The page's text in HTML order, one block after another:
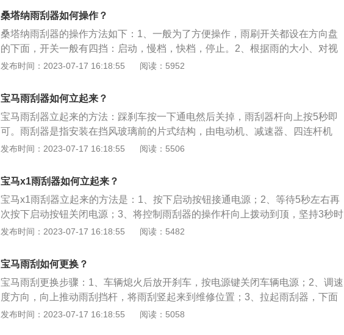
把车锁上。2、等5秒，解锁车辆进入车内。3、向上推住雨刮控制器，雨刮会刮3
下，停在前档玻璃中间。4、即可更换新雨刮。5、更换完成后连续按压3次“STA
RT/STOP”按键。6、将r雨刮控制器向下推—次，即可退出维修模式。
桑塔纳雨刮器如何操作？
桑塔纳雨刮器的操作方法如下：1、一般为了方便操作，雨刷开关都设在方向盘
的下面，开关一般有四挡：启动，慢档，快档，停止。2、根据雨的大小、对视
线的影响来正确选择档位。3、向下按一下是点刷，按一下雨刷动作一次；向上
用于中雨；向上抬三档是快刷，适用于大雨；向发动机方向按下去，是喷玻璃水
清洗，一边喷水，雨刷会自动动作三次。
发布时间：2023-07-17 16:18:55 阅读：5952
宝马雨刮器如何立起来？
宝马雨刮器立起来的方法：踩刹车按一下通电然后关掉，雨刮器杆向上按5秒即
可。雨刮器是指安装在挡风玻璃前的片式结构，由电动机、减速器、四连杆机
构、刮水臂心轴、刮水片总成等组成，主要作用是扫除挡风玻璃上妨碍视线的雨
例：该车是一款中型轿车，车身类型是4门5座三厢车。其车身尺寸长宽高分别是
4719mm、1827mm、1459mm，轴距为2851mm，搭载2.0t涡轮增压发动机，最
大功率是115千瓦，最大功率转速是每分钟4500至6500转。
发布时间：2023-07-17 16:18:55 阅读：5506
宝马x1雨刮器如何立起来？
宝马x1雨刮器立起来的方法是：1、按下启动按钮接通电源；2、等待5秒左右再
次按下启动按钮关闭电源；3、将控制雨刮器的操作杆向上拨动到顶，坚持3秒时
间即可。宝马x1是一款紧凑型5门5座suv，其车身尺寸是：长4565mm、宽1821
离合变速箱，最大功率是103千瓦，最大扭矩是220牛米。
发布时间：2023-07-17 16:18:55 阅读：5482
宝马雨刮如何更换？
宝马雨刮更换步骤：1、车辆熄火后放开刹车，按电源键关闭车辆电源；2、调速
度方向，向上推动雨刮挡杆，将雨刮竖起来到维修位置；3、拉起雨刮器，下面
垫一个毛巾或软质垫子，避免雨刮弹回打烂玻璃；4、把雨刮放平，取下旧的雨
发布时间：2023-07-17 16:18:55 阅读：5058